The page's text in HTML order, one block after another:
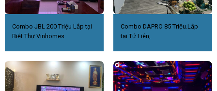
Combo JBL 200 Triệu Lắp tại
Biệt Thự Vinhomes
Combo DAPRO 85 Triệu.Lắp
tại Tứ Liên,